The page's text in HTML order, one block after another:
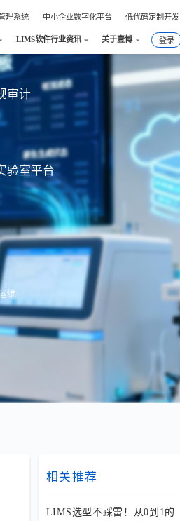
理系统 中小企业数字化平台 低代码定制开发
LIMS软件行业资讯 关于壹博 登录
审计
验室平台
维
相关推荐
LIMS选型不踩雷！从0到1的